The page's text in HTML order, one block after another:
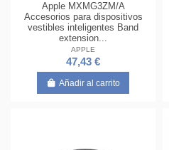
Apple MXMG3ZM/A
Accesorios para dispositivos
vestibles inteligentes Band
extension...
APPLE
47,43 €
Añadir al carrito